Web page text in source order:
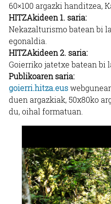
60×100 argazki handitzea,
HITZAkideen 1. saria:
Nekazalturismo batean bi
egonaldia.
HITZAkideen 2. saria:
Goierriko jatetxe batean bi
Publikoaren saria:
goierri.hitza.eus
duen argazkiak, 50x80ko
du, oihal formatuan.